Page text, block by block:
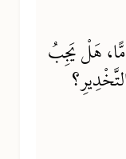
هَلْ يَجِبُ